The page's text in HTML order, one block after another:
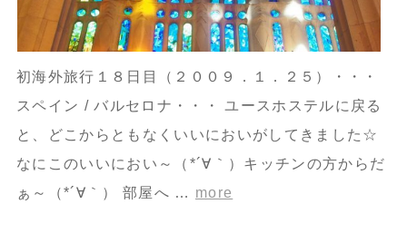
初海外旅行１８日目（２００９．１．２５）・・・
スペイン / バルセロナ・・・ ユースホステルに戻る
と、どこからともなくいいにおいがしてきました☆
なにこのいいにおい～（*´∀｀）キッチンの方からだ
ぁ～（*´∀｀） 部屋へ … more